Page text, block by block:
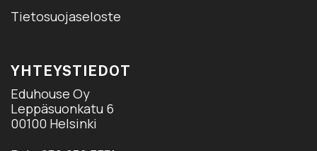
Tietosuojaseloste
YHTEYSTIEDOT
Eduhouse Oy
Leppäsuonkatu 6
00100 Helsinki